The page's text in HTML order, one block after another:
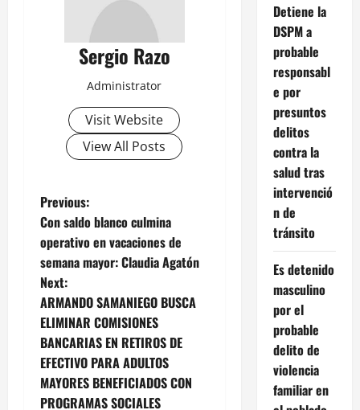
Sergio Razo
Administrator
Visit Website
View All Posts
P
o
s
t
n
a
Previous:
Con saldo blanco culmina
operativo en vacaciones de
semana mayor: Claudia Agatón
Next:
ARMANDO SAMANIEGO BUSCA
ELIMINAR COMISIONES
BANCARIAS EN RETIROS DE
EFECTIVO PARA ADULTOS
MAYORES BENEFICIADOS CON
PROGRAMAS SOCIALES
Detiene la
DSPM a
probable
responsabl
e por
presuntos
delitos
contra la
salud tras
intervenció
n de
tránsito
Es detenido
masculino
por el
probable
delito de
violencia
familiar en